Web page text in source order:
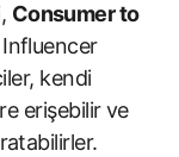
Consumer to
kendi
erişebilir ve